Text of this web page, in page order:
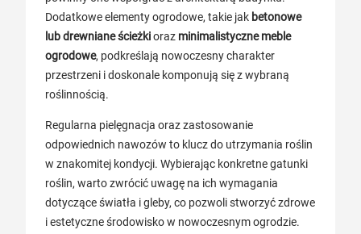
Dodatkowe elementy ogrodowe, takie jak betonowe
lub drewniane ścieżkioraz minimalistyczne meble
ogrodowe, podkreślają nowoczesny charakter
przestrzeni i doskonale komponują się z wybraną
roślinnością.
Regularna pielęgnacja oraz zastosowanie
odpowiednich nawozów to klucz do utrzymania roślin
w znakomitej kondycji. Wybierając konkretne gatunki
roślin, warto zwrócić uwagę na ich wymagania
dotyczące światła i gleby, co pozwoli stworzyć zdrowe
i estetyczne środowisko w nowoczesnym ogrodzie.